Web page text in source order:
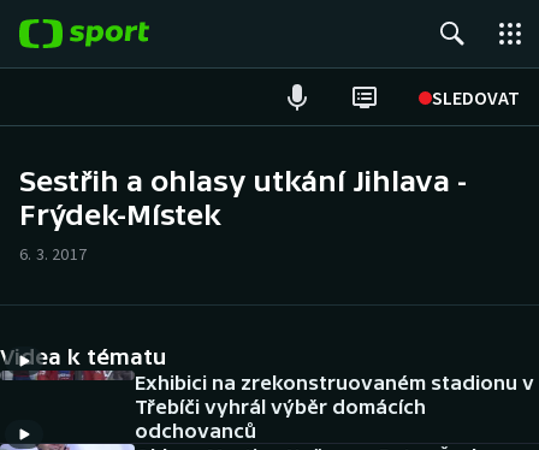
SLEDOVAT
Hokej
Cyklistika
DALŠÍ SPORTY
Sestřih a ohlasy utkání Jihlava -
Frýdek-Místek
6. 3. 2017
Videa k tématu
Exhibici na zrekonstruovaném stadionu v
Třebíči vyhrál výběr domácích
odchovanců